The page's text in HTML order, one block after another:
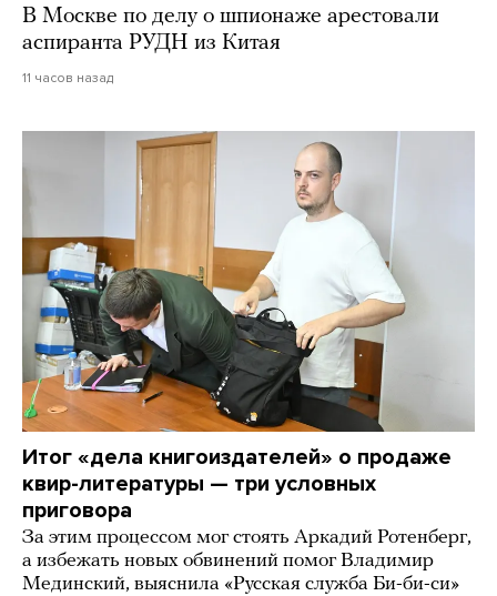
В Москве по делу о шпионаже арестовали
аспиранта РУДН из Китая
11 часов назад
Итог «дела книгоиздателей» о продаже
квир-литературы — три условных
приговора
За этим процессом мог стоять Аркадий Ротенберг,
а избежать новых обвинений помог Владимир
Мединский, выяснила «Русская служба Би-би-си»